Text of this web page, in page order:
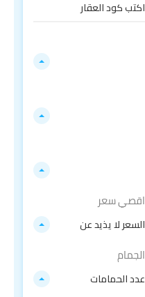
اقصي سعر
السعر لا يذيد عن
الجمام
عدد الحمامات